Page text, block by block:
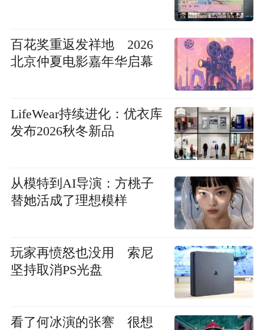
百花奖重返发祥地 2026
北京仲夏电影嘉年华启幕
LifeWear持续进化：优衣库
发布2026秋冬新品
从模特到AI导演：方桃子
替她活成了理想模样
玩家再愤怒也没用 索尼
坚持取消PS光盘
看了何冰演的张謇 很想